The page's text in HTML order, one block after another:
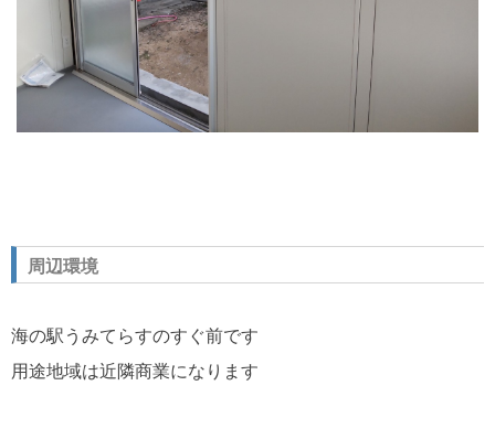
周辺環境
海の駅うみてらすのすぐ前です
用途地域は近隣商業になります